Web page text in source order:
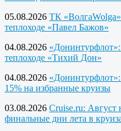
05.08.2026 ТК
теплоходе «Павел Бажов»
04.08.2026
теплоходе «Тихий Дон»
04.08.2026
15% на избранные круизы
03.08.2026 Cruise.ru: Август
финальные дни лета в